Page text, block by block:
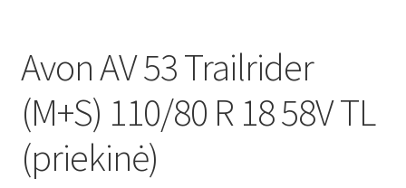
Avon AV 53 Trailrider
(M+S) 110/80 R 18 58V TL
(priekinė)